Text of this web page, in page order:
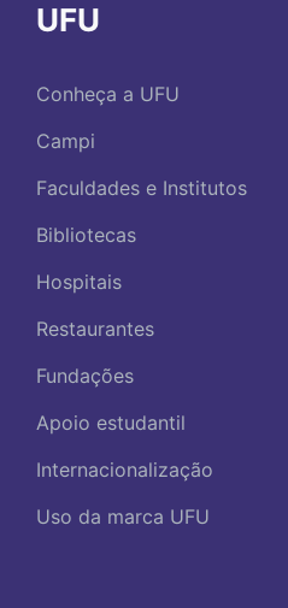
UFU
Conheça a UFU
Campi
Faculdades e Institutos
Bibliotecas
Hospitais
Restaurantes
Fundações
Apoio estudantil
Internacionalização
Uso da marca UFU